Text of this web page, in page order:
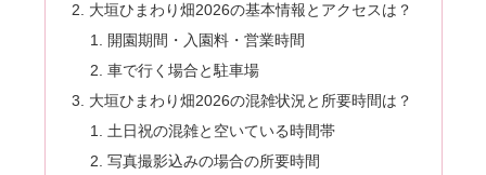
大垣ひまわり畑2026の基本情報とアクセスは？
開園期間・入園料・営業時間
車で行く場合と駐車場
大垣ひまわり畑2026の混雑状況と所要時間は？
土日祝の混雑と空いている時間帯
写真撮影込みの場合の所要時間